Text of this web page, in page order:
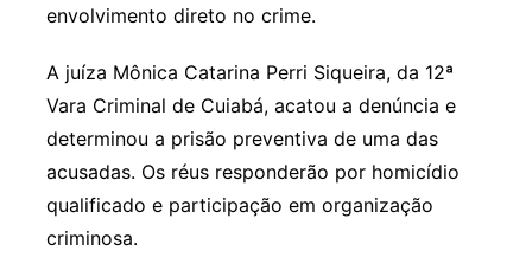
envolvimento direto no crime.
A juíza Mônica Catarina Perri Siqueira, da 12ª
Vara Criminal de Cuiabá, acatou a denúncia e
determinou a prisão preventiva de uma das
acusadas. Os réus responderão por homicídio
qualificado e participação em organização
criminosa.